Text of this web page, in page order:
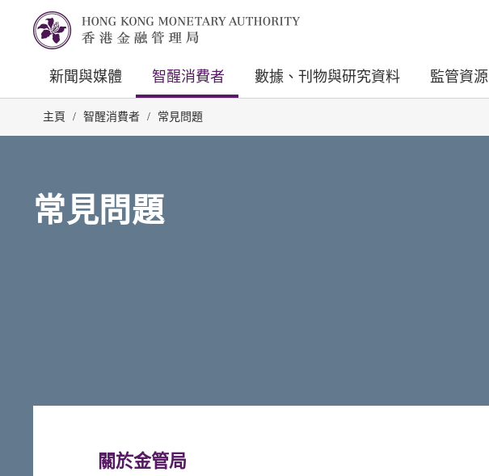
新聞與媒體 智醒消費者 數據、刊物與研究資料 監管資源
主頁 / 智醒消費者 / 常見問題
常見問題
關於金管局